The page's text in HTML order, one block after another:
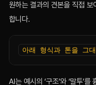
원하는 결과의 견본을 직접 보
합니다.
아래 형식과 톤을 그
AI는 예시의 ‘구조’와 ‘말투’